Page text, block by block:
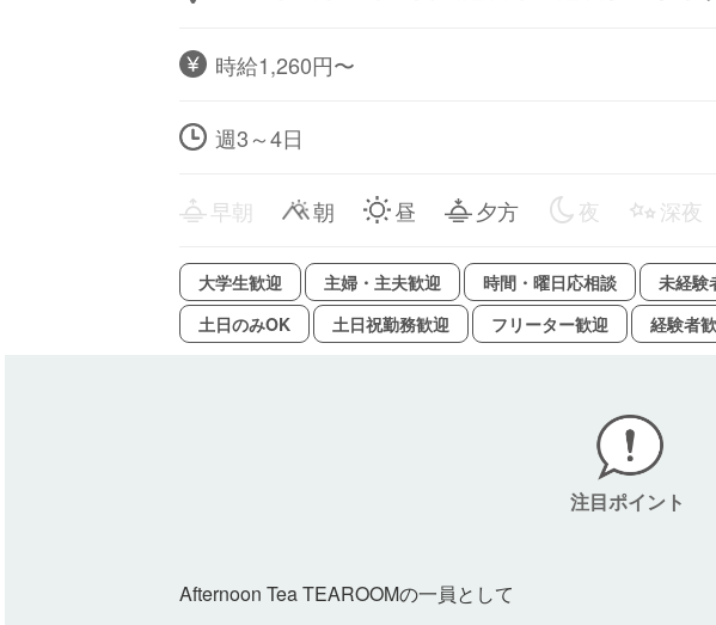
時給1,260円〜
週3～4日
早朝 朝 昼 夕方 夜 深夜
大学生歓迎 主婦・主夫歓迎 時間・曜日応相談 未経験
土日のみOK
土日祝勤務歓迎 フリーター歓迎 経験者
注目ポイント
Afternoon Tea TEAROOMの一員として